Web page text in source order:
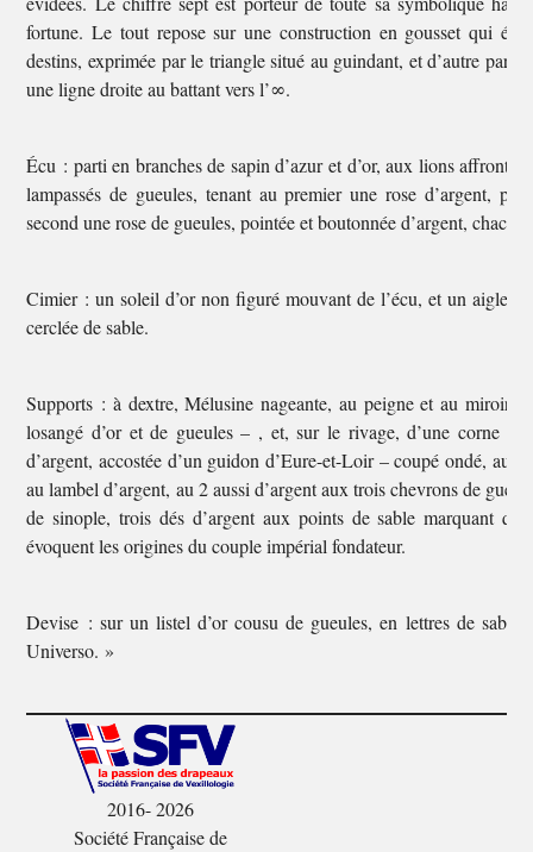
fortune. Le tout repose sur une construction en gousset qui
destins, exprimée par le triangle situé au guindant, et d’autre part
une ligne droite au battant vers l’∞.
Écu : parti en branches de sapin d’azur et d’or, aux lions affrontés
lampassés de gueules, tenant au premier une rose d’argent,
second une rose de gueules, pointée et boutonnée d’argent,
Cimier : un soleil d’or non figuré mouvant de l’écu, et un aigle
cerclée de sable.
Supports : à dextre, Mélusine nageante, au peigne et au miroir,
losangé d’or et de gueules – , et, sur le rivage, d’une corne
d’argent, accostée d’un guidon d’Eure-et-Loir – coupé ondé, au
au lambel d’argent, au 2 aussi d’argent aux trois chevrons de
de sinople, trois dés d’argent aux points de sable marquant
évoquent les origines du couple impérial fondateur.
Devise : sur un listel d’or cousu de gueules, en lettres de
Universo. »
2016- 2026
Société Française de